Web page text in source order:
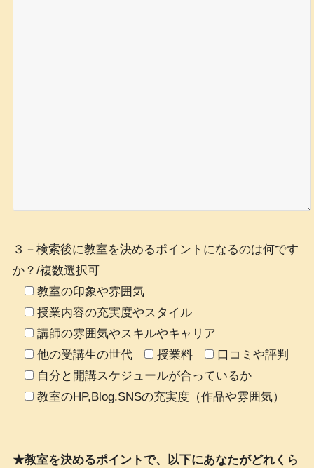
３－検索後に教室を決めるポイントになるのは何です
か？/複数選択可
教室の印象や雰囲気
授業内容の充実度やスタイル
講師の雰囲気やスキルやキャリア
他の受講生の世代
授業料
口コミや評判
自分と開講スケジュールが合っているか
教室のHP,Blog.SNSの充実度（作品や雰囲気）
★教室を決めるポイントで、以下にあなたがどれくら